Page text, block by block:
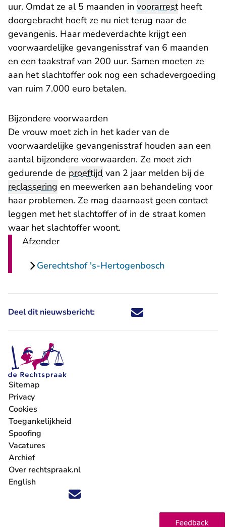
uur. Omdat ze al 5 maanden in voorarrestheeft
doorgebracht hoeft ze nu niet terug naar de
gevangenis. Haar medeverdachte krijgt een
voorwaardelijke gevangenisstraf van 6 maanden
en een taakstraf van 200 uur. Samen moeten ze
aan het slachtoffer ook nog een schadevergoeding
van ruim 7.000 euro betalen.
Bijzondere voorwaarden
De vrouw moet zich in het kader van de
voorwaardelijke gevangenisstraf houden aan een
aantal bijzondere voorwaarden. Ze moet zich
gedurende de proeftijd van 2 jaar melden bij de
reclassering en meewerken aan behandeling voor
haar problemen. Ze mag daarnaast geen contact
leggen met het slachtoffer of in de straat komen
waar het slachtoffer woont.
Afzender
Gerechtshof 's-Hertogenbosch
Deel dit nieuwsbericht: Deel dit nieuwsbericht via X -
Deel dit nieuwsbericht via
Deel dit nieuwsbericht
Deel dit
Volg ons op X (Twitter) - U verlaat Rechtspraak.nl
Volg ons op Facebook - U verlaat Rechtspraak.nl
Volg ons op Instagram - U verlaat Rechtspraak.nl
Volg ons op Youtube - U verlaat Rechtspraak.nl
Volg ons op LinkedIn - U verlaat
'Blijf op de hoogte' nieuwsbrief - U verlaat
Sitemap
Privacy
Cookies
Toegankelijkheid
Spoofing
Vacatures
- U verlaat Rechtspraak.nl
Archief
Over rechtspraak.nl
English